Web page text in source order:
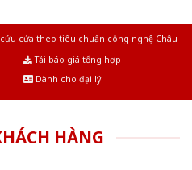
cửa theo tiêu chuẩn công nghệ Châu
Tải báo giá tổng hợp
Dành cho đại lý
HÀNG